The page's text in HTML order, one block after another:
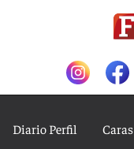
Diario Perfil Caras